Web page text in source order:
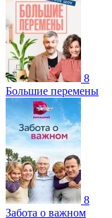
8
Большие перемены
8
Забота о важном